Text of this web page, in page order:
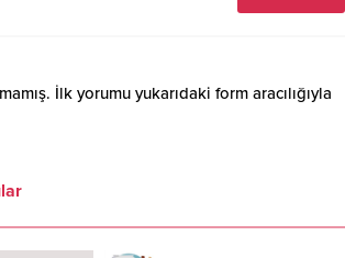
İlk yorumu yukarıdaki form aracılığıyla